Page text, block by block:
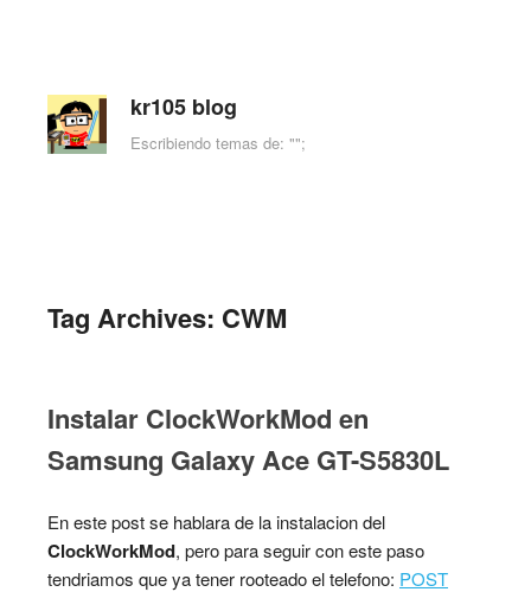
kr105 blog
Escribiendo temas de: "";
Tag Archives: CWM
Instalar ClockWorkMod en
Samsung Galaxy Ace GT-S5830L
En este post se hablara de la instalacion del
ClockWorkMod, pero para seguir con este paso
tendriamos que ya tener rooteado el telefono: POST